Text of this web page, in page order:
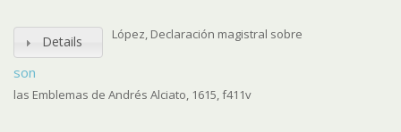
Details
son
López, Declaración magistral sobre
las Emblemas de Andrés Alciato, 1615, f411v